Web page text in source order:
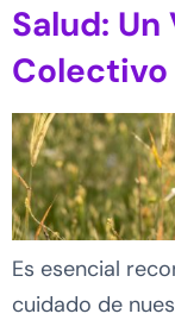
Salud:
Colectivo
Es esencial
cuidado de